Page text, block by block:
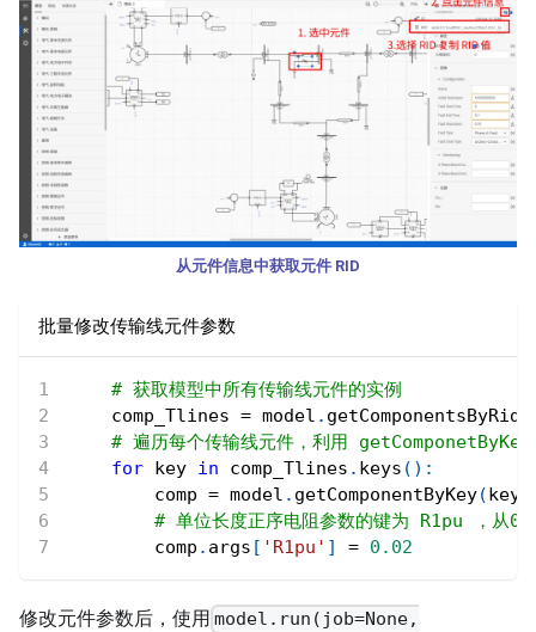
从元件信息中获取元件 RID
批量修改传输线元件参数
# 获取模型中所有传输线元件的实例
    comp_Tlines
= model . getComponentsByRid
# 遍历每个传输线元件，利用 getComponetByKey
for key in comp_Tlines . keys ( ) :
        comp
= model . getComponentByKey( key
# 单位长度正序电阻参数的键为 R1pu ，从
        comp
. args [ 'R1pu' ] = 0.02
修改元件参数后，使用 model.run(job=None,